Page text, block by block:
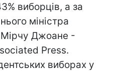
виборців, а за
міністра
Мірчу Джоане -
Press.
виборах у